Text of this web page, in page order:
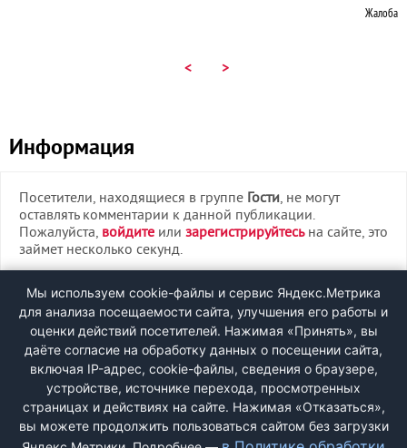
Жалоба
< >
Информация
Посетители, находящиеся в группе Гости, не могут
оставлять комментарии к данной публикации.
Пожалуйста, войдите или зарегистрируйтесьна сайте, это
займет несколько секунд.
ВХОД
РЕГИСТРАЦИЯ
Быстрая регистрациячерез соцсети:
Мы используем cookie-файлы и сервис Яндекс.Метрика
для анализа посещаемости сайта, улучшения его работы и
оценки действий посетителей. Нажимая «Принять», вы
даёте согласие на обработку данных о посещении сайта,
включая IP-адрес, cookie-файлы, сведения о браузере,
устройстве, источнике перехода, просмотренных
страницах и действиях на сайте. Нажимая «Отказаться»,
вы можете продолжить пользоваться сайтом без загрузки